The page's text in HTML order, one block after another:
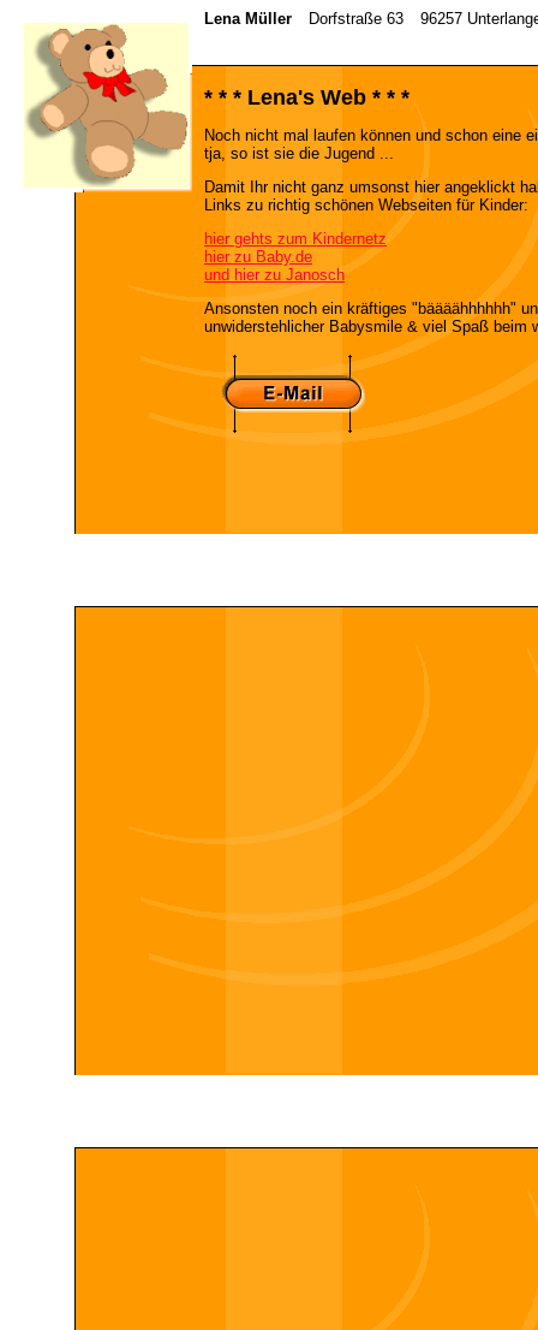
Lena Müller Dorfstraße 63 96257
* * * Lena's Web * * *
Noch nicht mal laufen können und schon eine
tja, so ist sie die Jugend ...
Damit Ihr nicht ganz umsonst hier angeklickt
Links zu richtig schönen Webseiten für Kinder:
hier gehts zum Kindernetz
hier zu Baby.de
und hier zu Janosch
Ansonsten noch ein kräftiges "bäääähhhhhh"
unwiderstehlicher Babysmile & viel Spaß beim